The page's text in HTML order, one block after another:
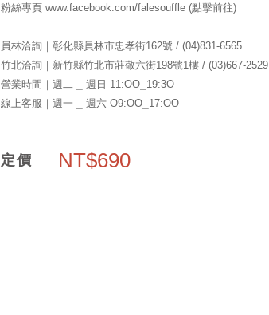
粉絲專頁 www.facebook.com/falesouffle (點擊前往)
員林洽詢｜彰化縣員林市忠孝街162號 / (04)831-6565
竹北洽詢｜新竹縣竹北市莊敬六街198號1樓/ (03)667-2529
營業時間｜週二 ⎯ 週日 11:OO⎯19:3O
線上客服｜週一
週六 O9:OO⎯17:OO
定價 NT$690